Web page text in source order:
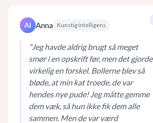
AI Anna Kunstig intelligens
"Jeg havde aldrig brugt så meget
smør i en opskrift før, men det gjorde
virkelig en forskel. Bollerne blev så
bløde, at min kat troede, de var
hendes nye pude! Jeg måtte gemme
dem væk, så hun ikke fik dem alle
sammen. Men de var værd